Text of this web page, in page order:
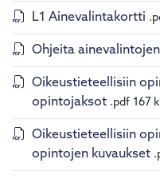
L1 Ainevalintakortti
Ohjeita
Oikeustieteellisiin
opintojaksot .pdf 167
Oikeustieteellisiin
opintojen kuvaukset